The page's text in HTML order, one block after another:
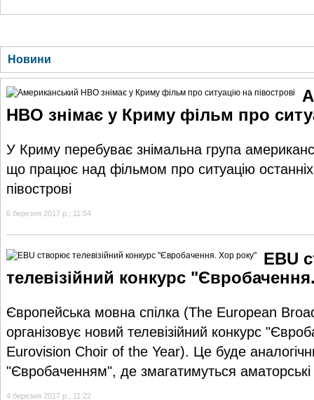
Новини
HBO знімає у Криму фільм про
У Криму перебуває знімальна група
що працює над фільмом про ситуацію останніх
півострові
6 березня 2017 р., 11:54
EBU
телевізійний конкурс
Європейська мовна спілка (The European
організовує новий телевізійний конкурс
Eurovision Choir of the Year). Це буде
"Євробаченням", де змагатимуться
4 березня 2017 р., 11:22